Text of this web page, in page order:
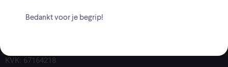
KVK: 67164218
Bedankt voor je begrip!